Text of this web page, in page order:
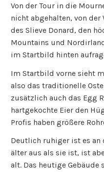
Von der Tour in die
nicht abgehalten, von der
des Slieve Donard, den
Mountains und
im Startbild hinten
Im Startbild vorne sieht
also das traditionelle
zusätzlich auch das Egg
hartgekochte Eier den
Profis haben größere
Deutlich ruhiger ist es an
älter aus als sie ist, ist
alt. Das heutige Gebäude